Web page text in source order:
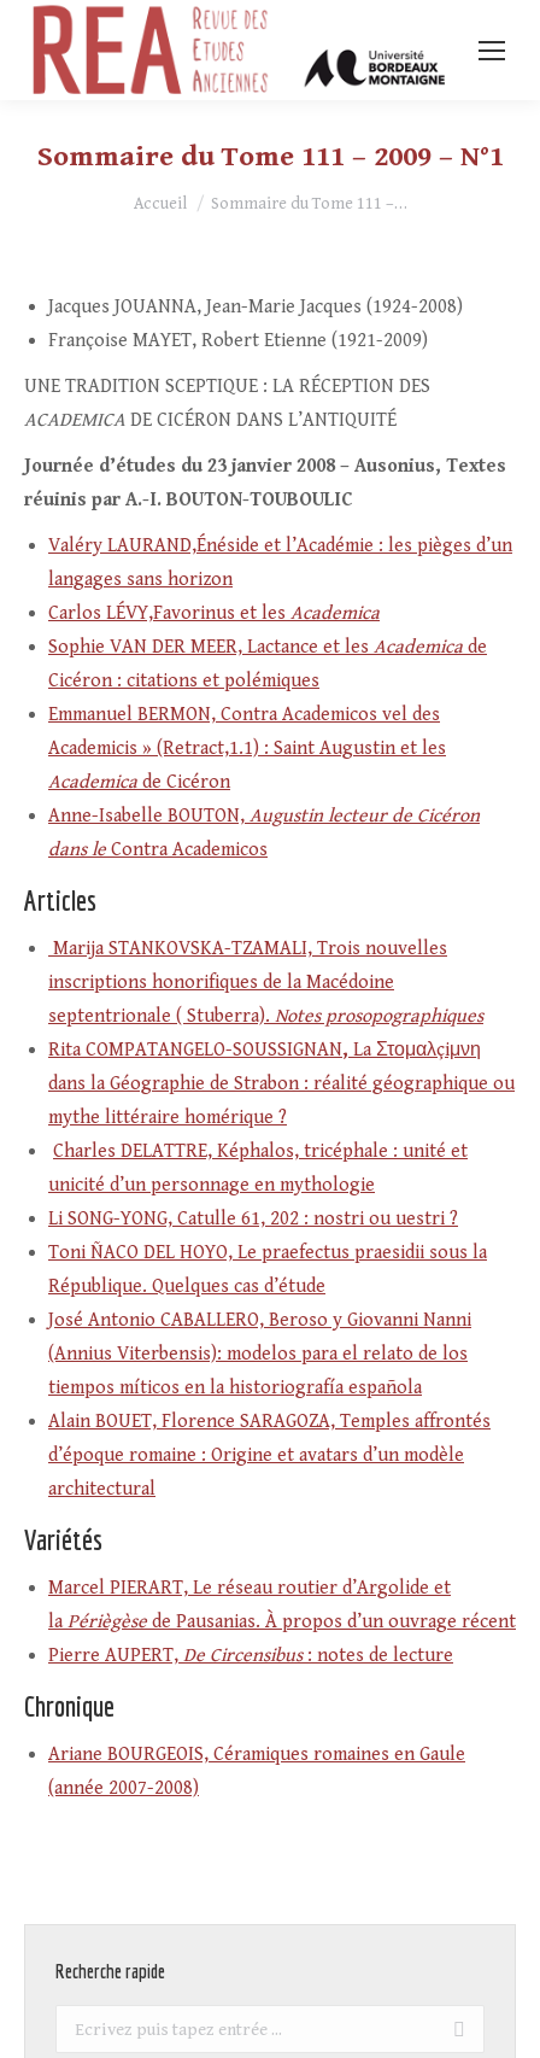
Sommaire du Tome 111 – 2009 – N°1
Vous êtes ici :
Accueil Sommaire du Tome 111 –…
Jacques JOUANNA, Jean-Marie Jacques (1924-2008)
Françoise MAYET, Robert Etienne (1921-2009)
UNE TRADITION SCEPTIQUE : LA RÉCEPTION DES
ACADEMICA DE CICÉRON DANS L’ANTIQUITÉ
Journée d’études du 23 janvier 2008 – Ausonius, Textes
réuinis par A.-I. BOUTON-TOUBOULIC
Valéry LAURAND,Énéside et l’Académie : les pièges d’un
langages sans horizon
Carlos LÉVY,Favorinus et les Academica
Sophie VAN DER MEER, Lactance et les Academica de
Cicéron : citations et polémiques
Emmanuel BERMON, Contra Academicos vel des
Academicis » (Retract,1.1) : Saint Augustin et les
Academica de Cicéron
Anne-Isabelle BOUTON, Augustin lecteur de Cicéron
dans le Contra Academicos
Articles
Marija STANKOVSKA-TZAMALI, Trois nouvelles
inscriptions honorifiques de la Macédoine
septentrionale ( Stuberra). Notes prosopographiques
Rita COMPATANGELO-SOUSSIGNAN, La Στομαλçiμνη
dans la Géographie de Strabon : réalité géographique ou
mythe littéraire homérique ?
Charles DELATTRE, Képhalos, tricéphale : unité et
unicité d’un personnage en mythologie
Li SONG-YONG, Catulle 61, 202 : nostri ou uestri ?
Toni ÑACO DEL HOYO, Le praefectus praesidii sous la
République. Quelques cas d’étude
José Antonio CABALLERO, Beroso y Giovanni Nanni
(Annius Viterbensis): modelos para el relato de los
tiempos míticos en la historiografía española
Alain BOUET, Florence SARAGOZA, Temples affrontés
d’époque romaine : Origine et avatars d’un modèle
architectural
Variétés
Marcel PIERART, Le réseau routier d’Argolide et
la Périègèse de Pausanias. À propos d’un ouvrage récent
Pierre AUPERT, De Circensibus : notes de lecture
Chronique
Ariane BOURGEOIS, Céramiques romaines en Gaule
(année 2007-2008)
Recherche rapide
Recherche